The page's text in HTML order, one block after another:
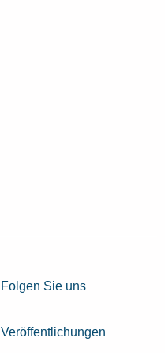
Folgen Sie uns
Veröffentlichungen